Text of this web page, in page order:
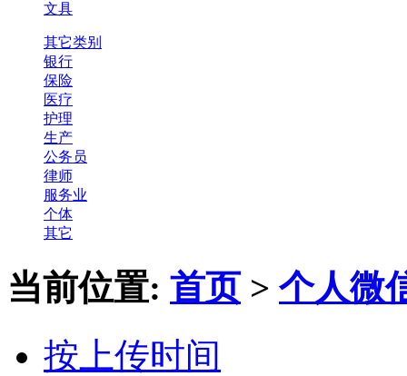
文具
其它类别
银行
保险
医疗
护理
生产
公务员
律师
服务业
个体
其它
当前位置: 首页 > 个人微
按上传时间